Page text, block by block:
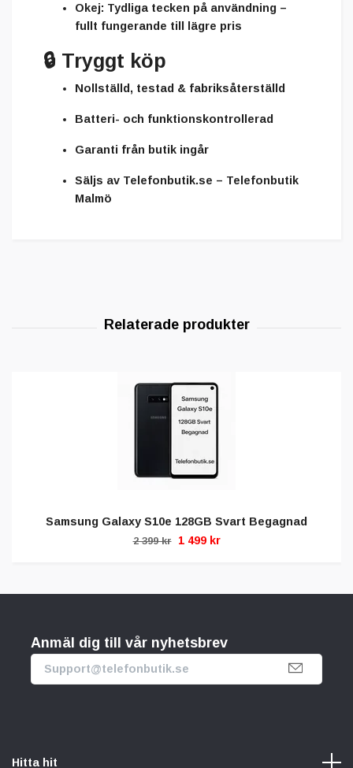
Okej: Tydliga tecken på användning –
fullt fungerande till lägre pris
🔒 Tryggt köp
Nollställd, testad & fabriksåterställd
Batteri- och funktionskontrollerad
Garanti från butik ingår
Säljs av Telefonbutik.se – Telefonbutik
Malmö
Samsung Galaxy S10e 128GB Svart Begagnad
2 399 kr 1 499 kr
Anmäl dig till vår nyhetsbrev
Hitta hit